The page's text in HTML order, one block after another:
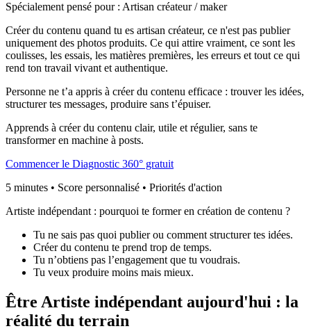
Spécialement pensé pour : Artisan créateur / maker
Créer du contenu quand tu es artisan créateur, ce n'est pas publier
uniquement des photos produits. Ce qui attire vraiment, ce sont les
coulisses, les essais, les matières premières, les erreurs et tout ce qui
rend ton travail vivant et authentique.
Personne ne t’a appris à créer du contenu efficace : trouver les idées,
structurer tes messages, produire sans t’épuiser.
Apprends à créer du contenu clair, utile et régulier, sans te
transformer en machine à posts.
Commencer le Diagnostic 360° gratuit
5 minutes • Score personnalisé • Priorités d'action
Artiste indépendant : pourquoi te former en création de contenu ?
Tu ne sais pas quoi publier ou comment structurer tes idées.
Créer du contenu te prend trop de temps.
Tu n’obtiens pas l’engagement que tu voudrais.
Tu veux produire moins mais mieux.
Être Artiste indépendant aujourd'hui : la
réalité du terrain